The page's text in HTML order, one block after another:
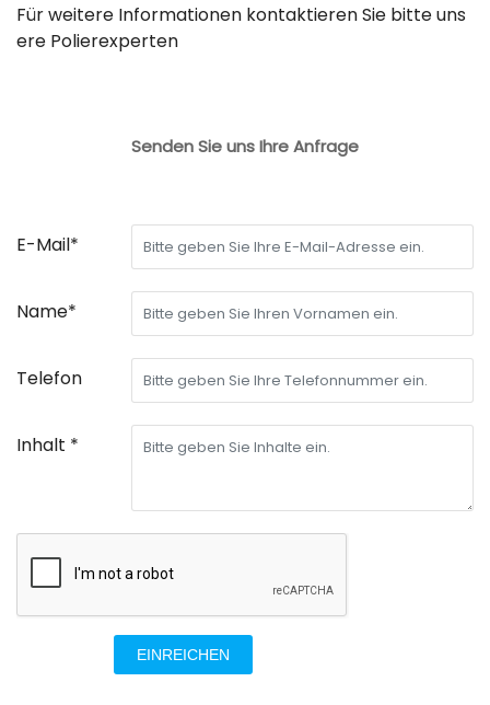
Für weitere Informationen kontaktieren Sie bitte uns
ere Polierexperten
Senden Sie uns Ihre Anfrage
E-Mail*
Name*
Telefon
Inhalt *
EINREICHEN